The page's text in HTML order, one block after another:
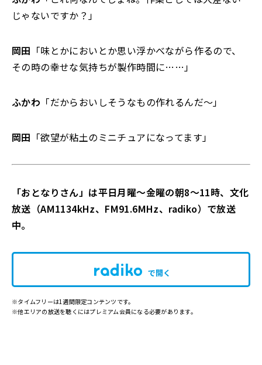
じゃないですか？」
岡田 「味とかにおいとか思い浮かべながら作るので、
その時の幸せな気持ちが製作時間に……」
ふかわ 「だからおいしそうなもの作れるんだ～」
岡田 「欲望が粘土のミニチュアになってます」
「おとなりさん」は平日月曜～金曜の朝8～11時、文化
放送（AM1134kHz、FM91.6MHz、radiko）で放送
中。
で開く
※タイムフリーは1週間限定コンテンツです。
※他エリアの放送を聴くにはプレミアム会員になる必要があります。